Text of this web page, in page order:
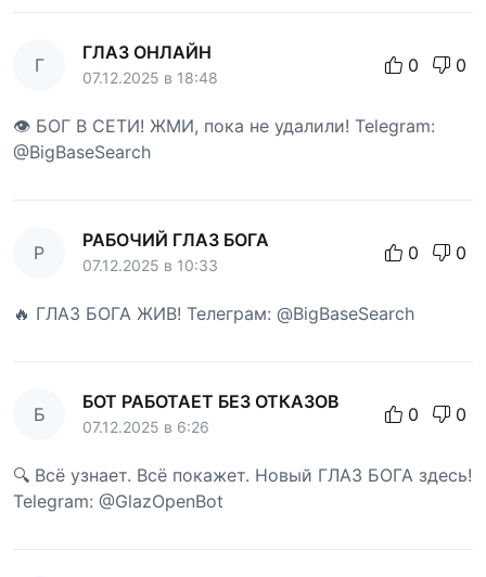
Г
ГЛАЗ ОНЛАЙН
07.12.2025 в 18:48
0 0
👁 БОГ В СЕТИ! ЖМИ, пока не удалили! Telegram:
@BigBaseSearch
Р
РАБОЧИЙ ГЛАЗ БОГА
07.12.2025 в 10:33
0 0
🔥 ГЛАЗ БОГА ЖИВ! Телеграм: @BigBaseSearch
Б
БОТ РАБОТАЕТ БЕЗ ОТКАЗОВ
07.12.2025 в 6:26
0 0
🔍 Всё узнает. Всё покажет. Новый ГЛАЗ БОГА здесь!
Telegram: @GlazOpenBot